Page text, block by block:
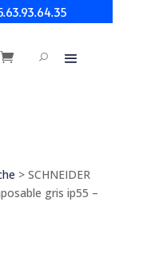
> SCHNEIDER
gris ip55 –